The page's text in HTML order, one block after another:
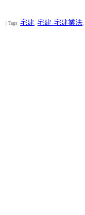
| Tags: 宅建 宅建‐宅建業法